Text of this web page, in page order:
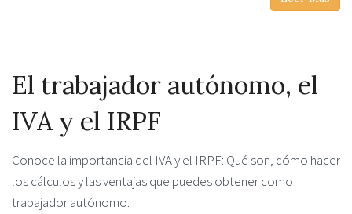
El trabajador autónomo, el
IVA y el IRPF
Conoce la importancia del IVA y el IRPF: Qué son, cómo hacer
los cálculos y las ventajas que puedes obtener como
trabajador autónomo.